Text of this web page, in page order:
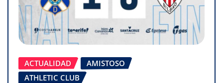
ACTUALIDAD
AMISTOSO
ATHLETIC CLUB